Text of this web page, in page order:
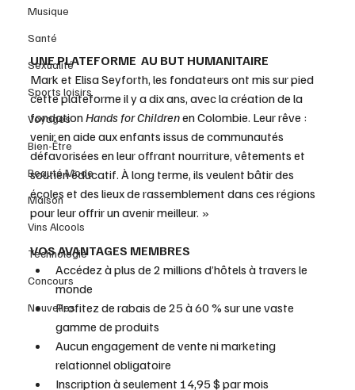
Musique
Santé
Sexualité
Sports loisirs
Voyages
Bien-Être
Beauté Mode
Maison
Vins Alcools
Technologie
Concours
Nouvelles
UNE PLATEFORME  AU BUT HUMANITAIRE
Mark et Elisa Seyforth, les fondateurs ont mis sur pied
cette plateforme il y a dix ans, avec la création de la
fondation Hands for Children en Colombie. Leur rêve :
venir en aide aux enfants issus de communautés
défavorisées en leur offrant nourriture, vêtements et
soutien éducatif. À long terme, ils veulent bâtir des
écoles et des lieux de rassemblement dans ces régions
pour leur offrir un avenir meilleur. »
VOS AVANTAGES MEMBRES
Accédez à plus de 2 millions d’hôtels à travers le
monde
Profitez de rabais de 25 à 60 % sur une vaste
gamme de produits
Aucun engagement de vente ni marketing
relationnel obligatoire
Inscription à seulement 14,95 $ par mois